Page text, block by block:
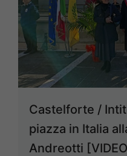
Castelforte /
piazza in Italia
Andreotti